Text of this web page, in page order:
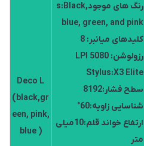
رنگ های موجودs:Black,
blue, green, and pink
کلیدهای میانبر: 8
رزولوشن: 5080 LPI
Stylus:X3 Elite
سطح فشار:8192
شناسایی زاویه:60°
ارتفاع خواند قلم:10میلی
متر
Deco L
(black,gr
een, pink,
blue )